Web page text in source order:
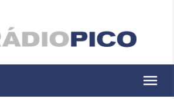
menu